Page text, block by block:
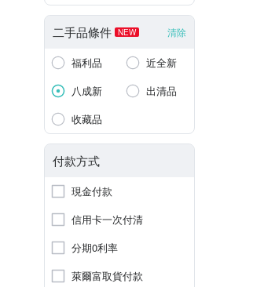
二手品條件 NEW 清除
福利品
近全新
八成新
出清品
收藏品
付款方式
現金付款
信用卡一次付清
分期0利率
萊爾富取貨付款